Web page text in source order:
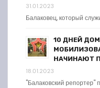
31.01.2023
Балаковец, который
10 ДНЕЙ
НАЧИНАЮТ
18.01.2023
"Балаковский репортер"